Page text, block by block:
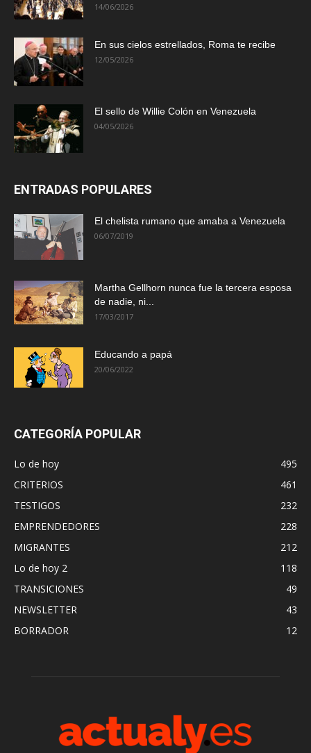
14/06/2026
En sus cielos estrellados, Roma te recibe
12/05/2026
El sello de Willie Colón en Venezuela
04/05/2026
ENTRADAS POPULARES
El chelista rumano que amaba a Venezuela
06/07/2019
Martha Gellhorn nunca fue la tercera esposa
de nadie, ni...
17/03/2017
Educando a papá
20/06/2022
CATEGORÍA POPULAR
Lo de hoy
495
CRITERIOS
461
TESTIGOS
232
EMPRENDEDORES
228
MIGRANTES
212
Lo de hoy 2
118
TRANSICIONES
49
NEWSLETTER
43
BORRADOR
12